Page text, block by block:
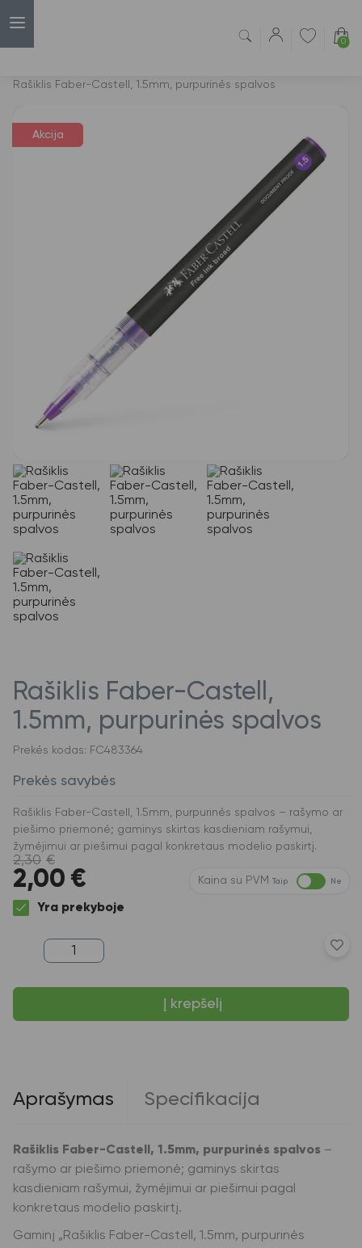
0
Rašiklis Faber-Castell, 1.5mm, purpurinės spalvos
Akcija
Rašiklis Faber-Castell,
1.5mm, purpurinės spalvos
Prekės kodas: FC483364
Prekės savybės
Rašiklis Faber-Castell, 1.5mm, purpurinės spalvos – rašymo ar
piešimo priemonė; gaminys skirtas kasdieniam rašymui,
žymėjimui ar piešimui pagal konkretaus modelio paskirtį.
2,30 €
2,00 € Kaina su PVM Taip Ne
Yra prekyboje
produkto
kiekis:
Faber-
1.5mm,
Į krepšelį
Aprašymas Specifikacija
Rašiklis Faber-Castell, 1.5mm, purpurinės spalvos –
rašymo ar piešimo priemonė; gaminys skirtas
kasdieniam rašymui, žymėjimui ar piešimui pagal
konkretaus modelio paskirtį.
Gaminį „Rašiklis Faber-Castell, 1.5mm, purpurinės